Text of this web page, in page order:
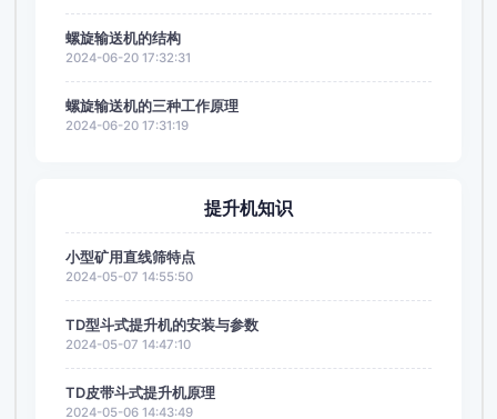
螺旋输送机的结构
2024-06-20 17:32:31
螺旋输送机的三种工作原理
2024-06-20 17:31:19
提升机知识
小型矿用直线筛特点
2024-05-07 14:55:50
TD型斗式提升机的安装与参数
2024-05-07 14:47:10
TD皮带斗式提升机原理
2024-05-06 14:43:49